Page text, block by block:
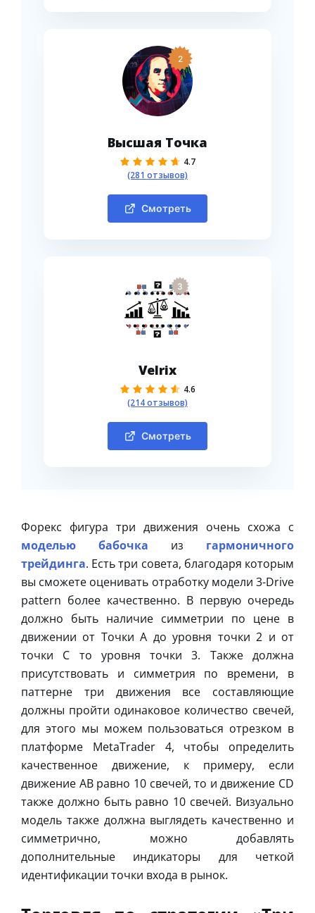
2
Высшая Точка
4.7
(281 отзывов)
Смотреть
3
Velrix
4.6
(214 отзывов)
Смотреть
Форекс фигура три движения очень схожа с
моделью бабочка из гармоничного
трейдинга. Есть три совета, благодаря которым
вы сможете оценивать отработку модели 3-Drive
pattern более качественно. В первую очередь
должно быть наличие симметрии по цене в
движении от Точки А до уровня точки 2 и от
точки С то уровня точки 3. Также должна
присутствовать и симметрия по времени, в
паттерне три движения все составляющие
должны пройти одинаковое количество свечей,
для этого мы можем пользоваться отрезком в
платформе MetaTrader 4, чтобы определить
качественное движение, к примеру, если
движение AB равно 10 свечей, то и движение CD
также должно быть равно 10 свечей. Визуально
модель также должна выглядеть качественно и
симметрично, можно добавлять
дополнительные индикаторы для четкой
идентификации точки входа в рынок.